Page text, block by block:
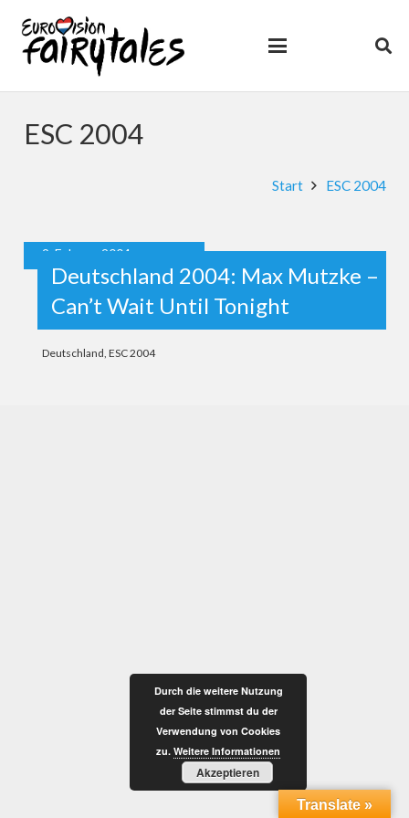
ESC 2004
Start ESC 2004
9. Februar 2004
Deutschland 2004: Max Mutzke –
Can’t Wait Until Tonight
Deutschland, ESC 2004
Translate »
Durch die weitere Nutzung
der Seite stimmst du der
Verwendung von Cookies
zu. Weitere Informationen
Akzeptieren